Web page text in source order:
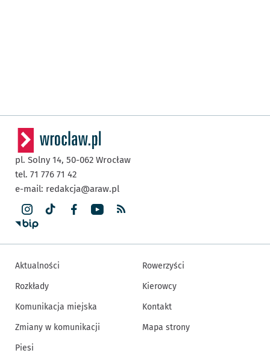
pl. Solny 14, 50-062 Wrocław
tel. 71 776 71 42
e-mail: redakcja@araw.pl
Aktualności
Rozkłady
Komunikacja miejska
Zmiany w komunikacji
Piesi
Rowerzyści
Kierowcy
Kontakt
Mapa strony